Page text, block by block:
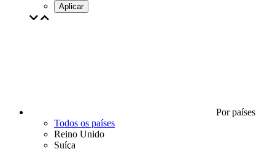
Aplicar
Por países
Todos os países
Reino Unido
Suíça